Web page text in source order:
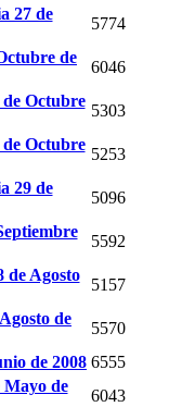
27 de
5774
de
6046
Octubre
5303
Octubre
5253
29 de
5096
5592
de Agosto
5157
de
5570
de 2008 6555
Mayo de
6043